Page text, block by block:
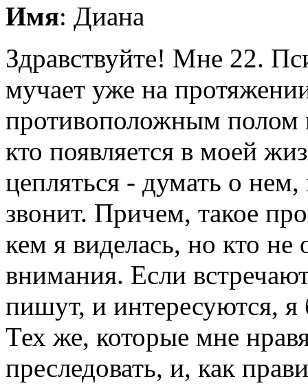
Имя: Диана
Здравствуйте! Мне 22.
мучает уже на
противоположным полом
кто появляется в моей
цепляться - думать о
звонит. Причем, такое
кем я виделась, но кто не
внимания. Если
пишут, и интересуются,
Тех же, которые мне
преследовать, и, как